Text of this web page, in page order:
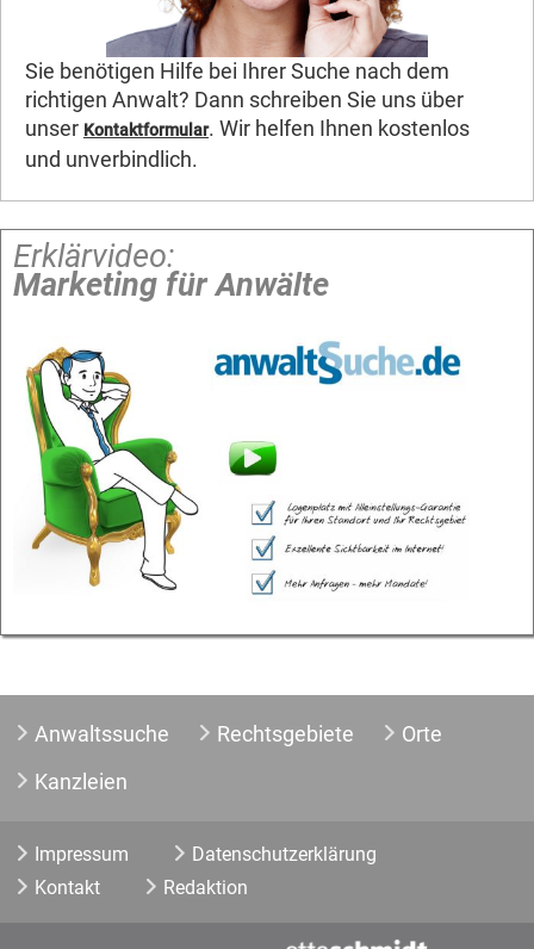
Sie benötigen Hilfe bei Ihrer Suche nach dem
richtigen Anwalt? Dann schreiben Sie uns über
unser Kontaktformular. Wir helfen Ihnen kostenlos
und unverbindlich.
Erklärvideo:
Marketing für Anwälte
Anwaltssuche Rechtsgebiete
Orte
Kanzleien
Impressum
Datenschutzerklärung
Kontakt
Redaktion